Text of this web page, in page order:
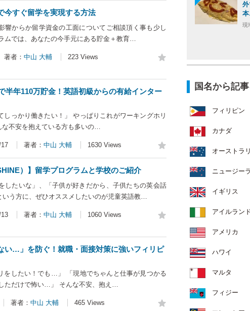
今すぐ留学を実現する方法
響からか留学資金の工面についてご相談頂く事も少し
ムでは、あなたの今手元にある貯金＋教育…
著者： 中山 大輔 223 Views
半年110万貯金！英語初級からの有給インター
しっかり働きたい！」 やっぱりこれがワーキングホリ
不安を抱えている方も多いの…
著者： 中山 大輔 1630 Views
）】留学プログラムと学校のご紹介
したいな」、「子供が好きだから、子供たちの英会話
いう方に、ぜひオススメしたいのが児童英語教…
著者： 中山 大輔 1060 Views
い…」を防ぐ！就職・面接対策に強いフィリピ
をしたい！でも…」 「現地でちゃんと仕事が見つかる
ただけで怖い…」 そんな不安、抱え…
著者： 中山 大輔 465 Views
現
国名から記
フィリピン
カナダ
オーストラ
ニュージー
イギリス
アイルラン
アメリカ
ハワイ
マルタ
フィジー